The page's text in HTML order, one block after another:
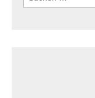
nach: